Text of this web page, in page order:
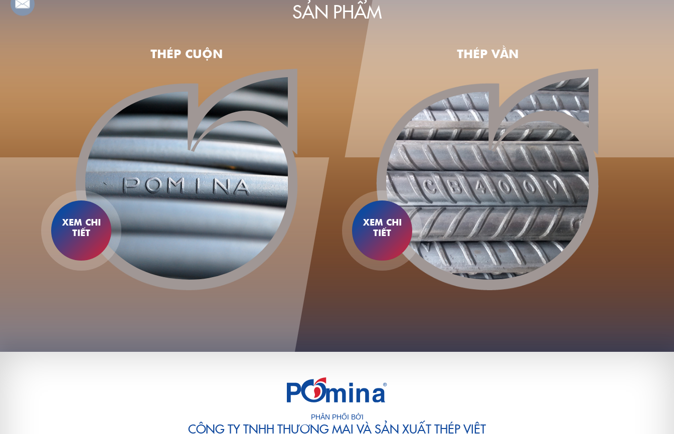
SẢN PHẨM
THÉP CUỘN
XEM CHI
TIẾT
THÉP VẰN
XEM CHI
TIẾT
PHÂN PHỐI BỞI
CÔNG TY TNHH THƯƠNG MẠI VÀ SẢN XUẤT THÉP VIỆT